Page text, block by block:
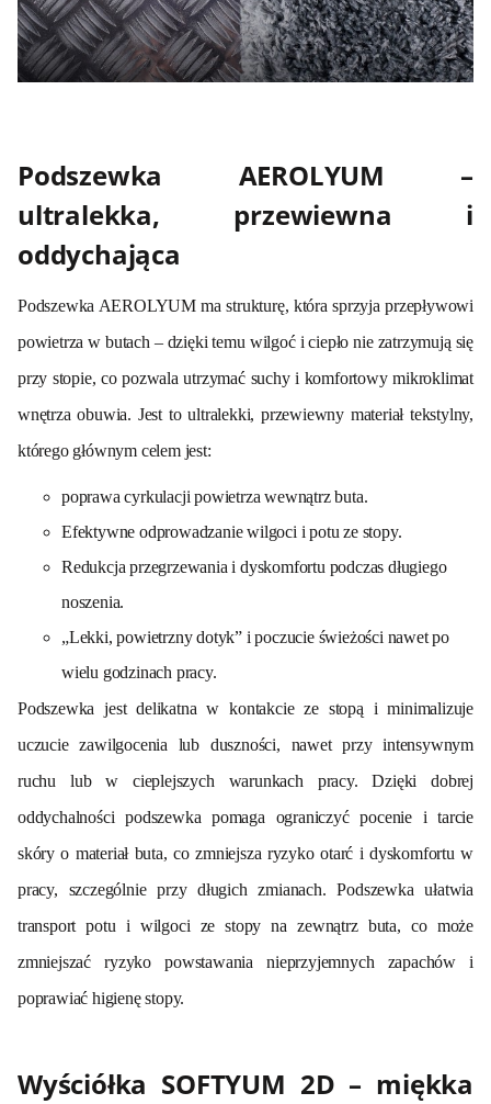
Podszewka AEROLYUM –
ultralekka, przewiewna i
oddychająca
Podszewka AEROLYUM ma strukturę, która sprzyja przepływowi
powietrza w butach – dzięki temu wilgoć i ciepło nie zatrzymują się
przy stopie, co pozwala utrzymać suchy i komfortowy mikroklimat
wnętrza obuwia. Jest to ultralekki, przewiewny materiał tekstylny,
którego głównym celem jest:
poprawa cyrkulacji powietrza wewnątrz buta.
Efektywne odprowadzanie wilgoci i potu ze stopy.
Redukcja przegrzewania i dyskomfortu podczas długiego
noszenia.
„Lekki, powietrzny dotyk” i poczucie świeżości nawet po
wielu godzinach pracy.
Podszewka jest delikatna w kontakcie ze stopą i minimalizuje
uczucie zawilgocenia lub duszności, nawet przy intensywnym
ruchu lub w cieplejszych warunkach pracy. Dzięki dobrej
oddychalności podszewka pomaga ograniczyć pocenie i tarcie
skóry o materiał buta, co zmniejsza ryzyko otarć i dyskomfortu w
pracy, szczególnie przy długich zmianach. Podszewka ułatwia
transport potu i wilgoci ze stopy na zewnątrz buta, co może
zmniejszać ryzyko powstawania nieprzyjemnych zapachów i
poprawiać higienę stopy.
Wyściółka SOFTYUM 2D – miękka